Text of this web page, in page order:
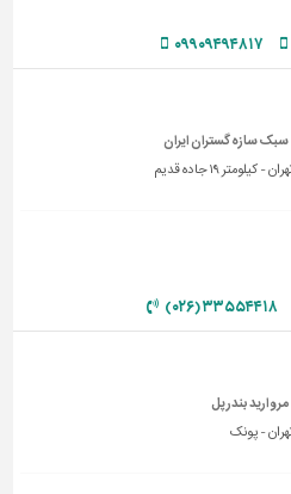
۰۹۹۰۹۴۹۴۸۱۷
سبک سازه گستران ایران
- کیلومتر ۱۹ جاده قدیم
۳۳۵۵۴۴۱۸ (۰۲۶)
مروارید بندر پل
- پونک